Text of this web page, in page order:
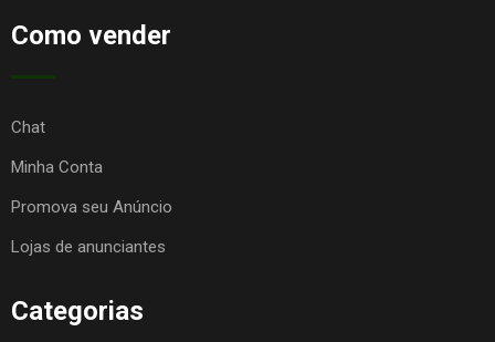
Como vender
Chat
Minha Conta
Promova seu Anúncio
Lojas de anunciantes
Categorias